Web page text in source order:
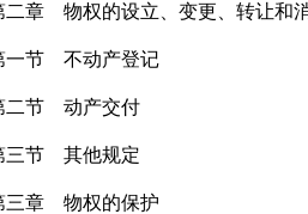
物权的设立、变更、转让和
节 不动产登记
节 动产交付
节 其他规定
章 物权的保护